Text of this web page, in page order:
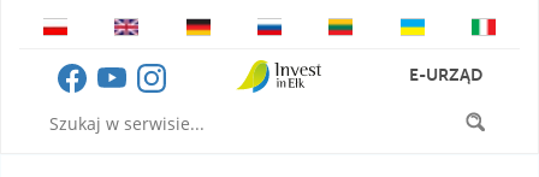
E-URZĄD